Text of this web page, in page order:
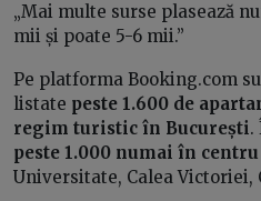
„Mai multe surse plasează
mii și poate 5-6 mii.”
Pe platforma Booking.com
listate peste 1.600 de
regim turistic în București.
peste 1.000 numai în centru
Universitate, Calea Victoriei,